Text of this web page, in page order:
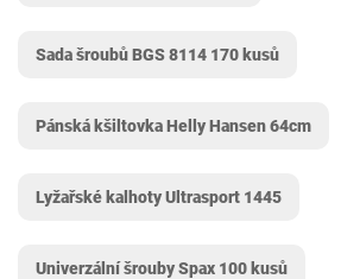
Sada šroubů BGS 8114 170 kusů
Pánská kšiltovka Helly Hansen 64cm
Lyžařské kalhoty Ultrasport 1445
Univerzální šrouby Spax 100 kusů